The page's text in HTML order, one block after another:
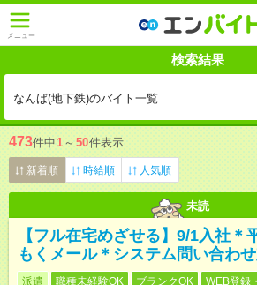
メニュー
検索結果
なんば(地下鉄)のバイト一覧
473件中1 ～ 50件表示
新着順 時給順 人気順
未読
【フル在宅めざせる】9/1入社＊
もくメール＊システム問い合わ
派遣 職種未経験OK ブランクOK WEB登録